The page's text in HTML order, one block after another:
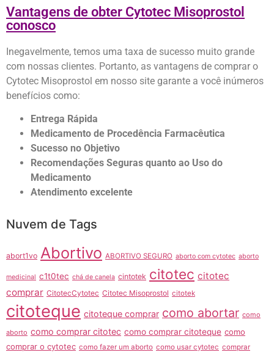
Vantagens de obter Cytotec Misoprostol
conosco
Inegavelmente, temos uma taxa de sucesso muito grande
com nossas clientes. Portanto, as vantagens de comprar o
Cytotec Misoprostol em nosso site garante a você inúmeros
benefícios como:
Entrega Rápida
Medicamento de Procedência Farmacêutica
Sucesso no Objetivo
Recomendações Seguras quanto ao Uso do
Medicamento
Atendimento excelente
Nuvem de Tags
abort1vo Abortivo ABORTIVO SEGURO aborto com cytotec aborto
medicinal c1t0tec chá de canela cintotek citotec citotec
comprar CitotecCytotec Citotec Misoprostol citotek
citoteque citoteque comprar como abortar como
aborto como comprar citotec como comprar citoteque como
comprar o cytotec como fazer um aborto como usar cytotec comprar